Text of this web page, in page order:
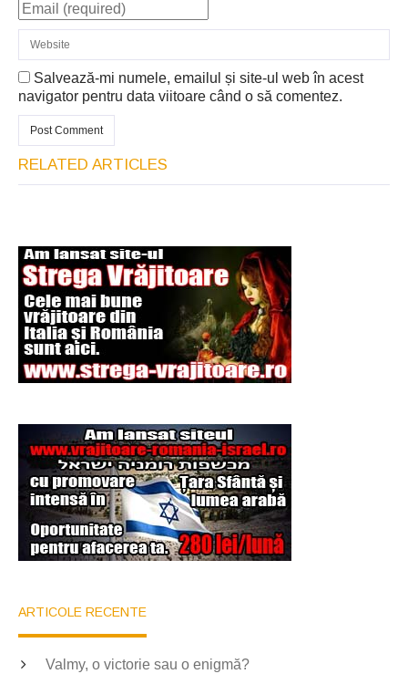
Salvează-mi numele, emailul și site-ul web în acest
navigator pentru data viitoare când o să comentez.
RELATED ARTICLES
ARTICOLE RECENTE
Valmy, o victorie sau o enigmă?